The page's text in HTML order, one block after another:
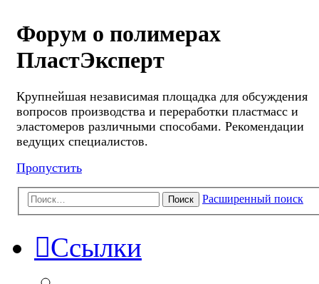
Форум о полимерах
ПластЭксперт
Крупнейшая независимая площадка для обсуждения
вопросов производства и переработки пластмасс и
эластомеров различными способами. Рекомендации
ведущих специалистов.
Пропустить
Поиск Расширенный поиск
Ссылки